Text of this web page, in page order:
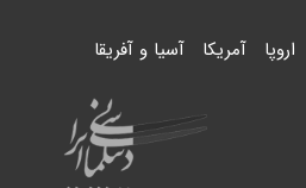
اروپا آمریکا آسیا و آفریقا